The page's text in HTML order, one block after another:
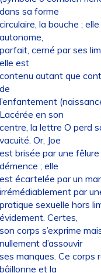
sa forme
la bouche ;
cerné par ses
est
autant que
en son
la lettre O perd
Or, Joe
brisée par une fêlure
; elle
écartelée par un
par
sexuelle hors
Certes,
corps s’exprime
d’assouvir
manques. Ce corps
et la